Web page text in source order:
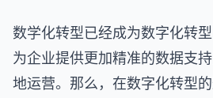
数学化转型已经成为数字化转
为企业提供更加精准的数据支
地运营。那么，在数字化转型